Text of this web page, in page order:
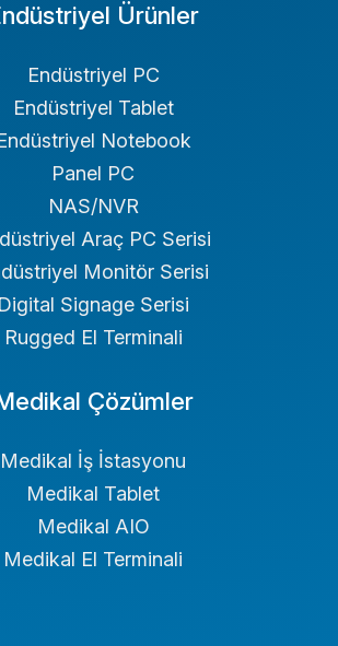
Ürünler
Endüstriyel PC
Endüstriyel Tablet
Notebook
Panel PC
NAS/NVR
Araç PC Serisi
Monitör Serisi
Digital Signage Serisi
Rugged El Terminali
Çözümler
Medikal İş İstasyonu
Medikal Tablet
Medikal AIO
Medikal El Terminali